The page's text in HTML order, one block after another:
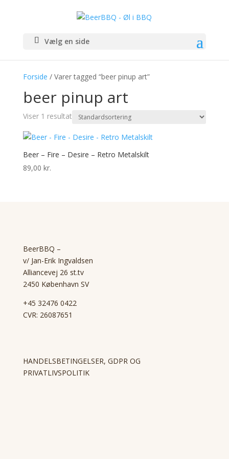
Vælg en side
Forside / Varer tagged “beer pinup art”
beer pinup art
Viser 1 resultat
Beer – Fire – Desire – Retro Metalskilt
89,00 kr.
BeerBBQ –
v/ Jan-Erik Ingvaldsen
Alliancevej 26 st.tv
2450 København SV
+45 32476 0422
CVR: 26087651
HANDELSBETINGELSER, GDPR OG
PRIVATLIVSPOLITIK